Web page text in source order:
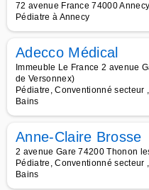
72 avenue France 74000
Pédiatre à Annecy
Adecco Médical
Immeuble Le France 2 avenue
de Versonnex)
Pédiatre, Conventionné
Bains
Anne-Claire Brosse
2 avenue Gare 74200 Thonon
Pédiatre, Conventionné
Bains